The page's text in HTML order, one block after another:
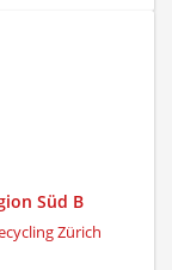
Süd B
Zürich